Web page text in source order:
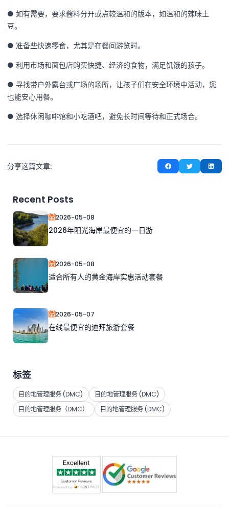
● 如有需要，要求酱料分开或点较温和的版本，如温和的辣味土
豆。
● 准备些快速零食，尤其是在餐间游览时。
● 利用市场和面包店购买快捷、经济的食物，满足饥饿的孩子。
● 寻找带户外露台或广场的场所，让孩子们在安全环境中活动，您
也能安心用餐。
● 选择休闲咖啡馆和小吃酒吧，避免长时间等待和正式场合。
分享这篇文章:
Recent Posts
2026-05-08
2026年阳光海岸最便宜的一日游
2026-05-08
适合所有人的黄金海岸实惠活动套餐
2026-05-07
在线最便宜的迪拜旅游套餐
标签
目的地管理服务 (DMC)
目的地管理服务 (DMC)
目的地管理服务（DMC）
目的地管理服务 (DMC)